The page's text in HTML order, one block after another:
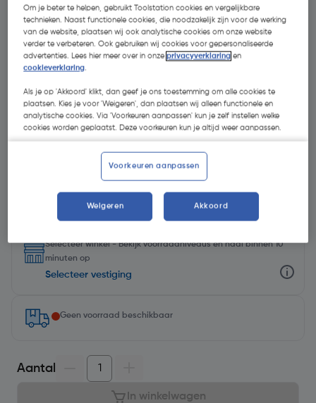
€ 0,74| Excl. btw € 0,61
Selecteer winkel - Bekijk voorraadniveaus en haal binnen 10
minuten op
Selecteer vestiging
Geen voorraad beschikbaar
Aantal
In winkelwagen
Om je beter te helpen, gebruikt Toolstation cookies en vergelijkbare
technieken. Naast functionele cookies, die noodzakelijk zijn voor de werking
van de website, plaatsen wij ook analytische cookies om onze website
verder te verbeteren. Ook gebruiken wij cookies voor gepersonaliseerde
advertenties. Lees hier meer over in onzeprivacyverklaring en
cookieverklaring.
Als je op 'Akkoord' klikt, dan geef je ons toestemming om alle cookies te
plaatsen. Kies je voor 'Weigeren', dan plaatsen wij alleen functionele en
analytische cookies. Via 'Voorkeuren aanpassen' kun je zelf instellen welke
cookies worden geplaatst. Deze voorkeuren kun je altijd weer aanpassen.
Voorkeuren aanpassen
Weigeren Akkoord